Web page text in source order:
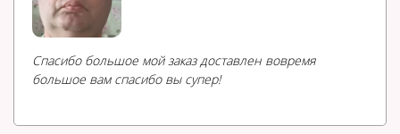
Спасибо большое мой заказ доставлен вовремя
большое вам спасибо вы супер!